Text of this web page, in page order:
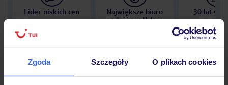
Zgoda Szczegóły O plikach cookies
Lider niskich cen
Największe biuro
podróży w Polsce
30 lat w